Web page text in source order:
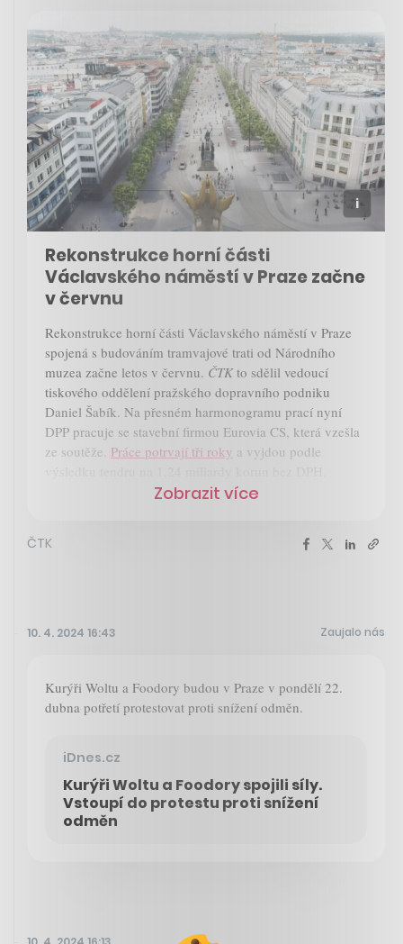
Rekonstrukce horní části
Václavského náměstí v Praze začne
v červnu
Rekonstrukce horní části Václavského náměstí v Praze
spojená s budováním tramvajové trati od Národního
muzea začne letos v červnu. ČTKto sdělil vedoucí
tiskového oddělení pražského dopravního podniku
Daniel Šabík. Na přesném harmonogramu prací nyní
DPP pracuje se stavební firmou Eurovia CS, která vzešla
ze soutěže. Práce potrvají tři roky a vyjdou podle
Zobrazit více
ČTK
10. 4. 2024 16:43 Zaujalo nás
Kurýři Woltu a Foodory budou v Praze v pondělí 22.
dubna potřetí protestovat proti snížení odměn.
iDnes.cz
Kurýři Woltu a Foodory spojili síly.
Vstoupí do protestu proti snížení
odměn